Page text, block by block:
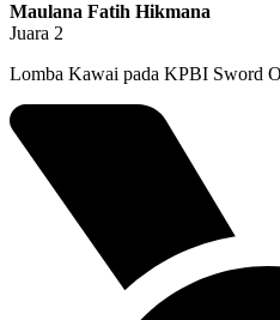
Maulana Fatih Hikmana
Juara 2
Lomba Kawai pada KPBI Sword